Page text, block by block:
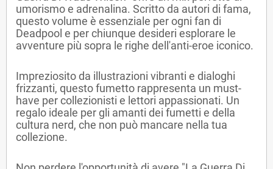
umorismo e adrenalina. Scritto da autori di fama,
questo volume è essenziale per ogni fan di
Deadpool e per chiunque desideri esplorare le
avventure più sopra le righe dell'anti-eroe iconico.
Impreziosito da illustrazioni vibranti e dialoghi
frizzanti, questo fumetto rappresenta un must-
have per collezionisti e lettori appassionati. Un
regalo ideale per gli amanti dei fumetti e della
cultura nerd, che non può mancare nella tua
collezione.